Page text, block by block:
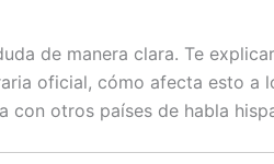
de manera clara. Te
oficial, cómo afecta esto a
con otros países de habla